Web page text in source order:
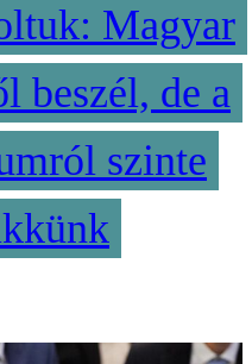
Magyar
beszél, de a
szinte